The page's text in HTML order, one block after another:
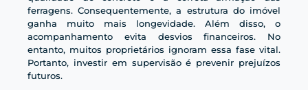
ferragens. Consequentemente, a estrutura do imóvel
ganha muito mais longevidade. Além disso, o
acompanhamento evita desvios financeiros. No
entanto, muitos proprietários ignoram essa fase vital.
Portanto, investir em supervisão é prevenir prejuízos
futuros.